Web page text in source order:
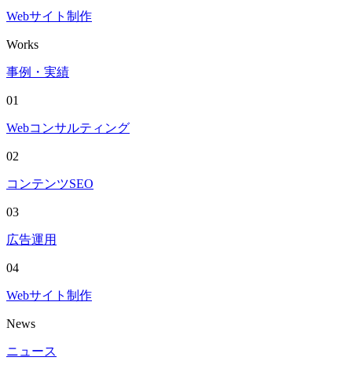
Webサイト制作
Works
事例・実績
01
Webコンサルティング
02
コンテンツSEO
03
広告運用
04
Webサイト制作
News
ニュース